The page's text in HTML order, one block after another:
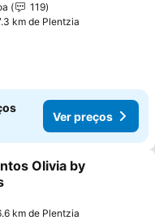
119
km de Plentzia
Ver preços
aos favoritos
Olivia by
km de Plentzia